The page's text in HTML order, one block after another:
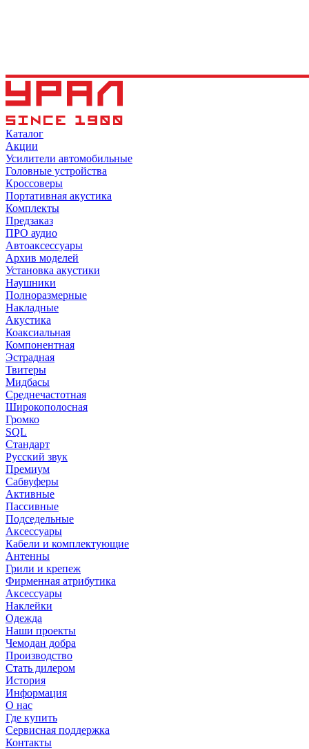
Каталог
Акции
Усилители автомобильные
Головные устройства
Кроссоверы
Портативная акустика
Комплекты
Предзаказ
ПРО аудио
Автоаксессуары
Архив моделей
Установка акустики
Наушники
Полноразмерные
Накладные
Акустика
Коаксиальная
Компонентная
Эстрадная
Твитеры
Мидбасы
Среднечастотная
Широкополосная
Громко
SQL
Стандарт
Русский звук
Премиум
Сабвуферы
Активные
Пассивные
Подседельные
Аксессуары
Кабели и комплектующие
Антенны
Грили и крепеж
Фирменная атрибутика
Аксессуары
Наклейки
Одежда
Наши проекты
Чемодан добра
Производство
Стать дилером
История
Информация
О нас
Где купить
Сервисная поддержка
Контакты